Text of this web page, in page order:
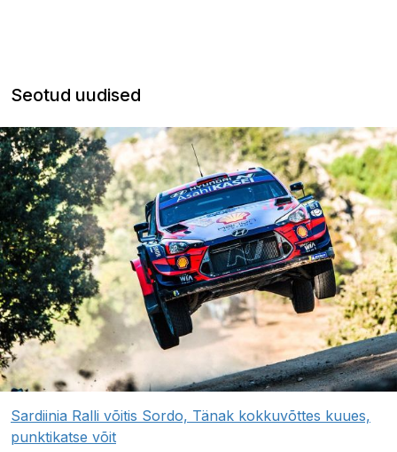
Seotud uudised
Sardiinia Ralli võitis Sordo, Tänak kokkuvõttes kuues,
punktikatse võit